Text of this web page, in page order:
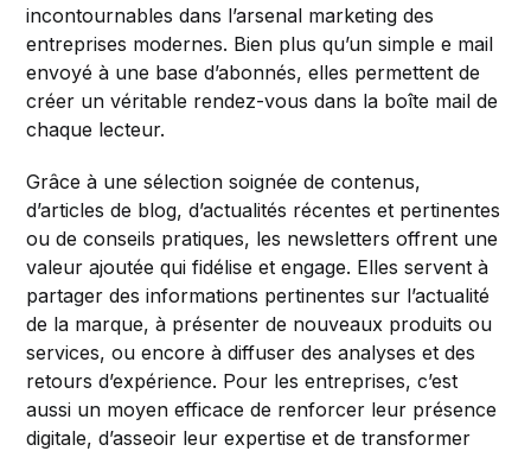
incontournables dans l’arsenal marketing des
entreprises modernes. Bien plus qu’un simple e mail
envoyé à une base d’abonnés, elles permettent de
créer un véritable rendez-vous dans la boîte mail de
chaque lecteur.
Grâce à une sélection soignée de contenus,
d’articles de blog, d’actualités récentes et pertinentes
ou de conseils pratiques, les newsletters offrent une
valeur ajoutée qui fidélise et engage. Elles servent à
partager des informations pertinentes sur l’actualité
de la marque, à présenter de nouveaux produits ou
services, ou encore à diffuser des analyses et des
retours d’expérience. Pour les entreprises, c’est
aussi un moyen efficace de renforcer leur présence
digitale, d’asseoir leur expertise et de transformer